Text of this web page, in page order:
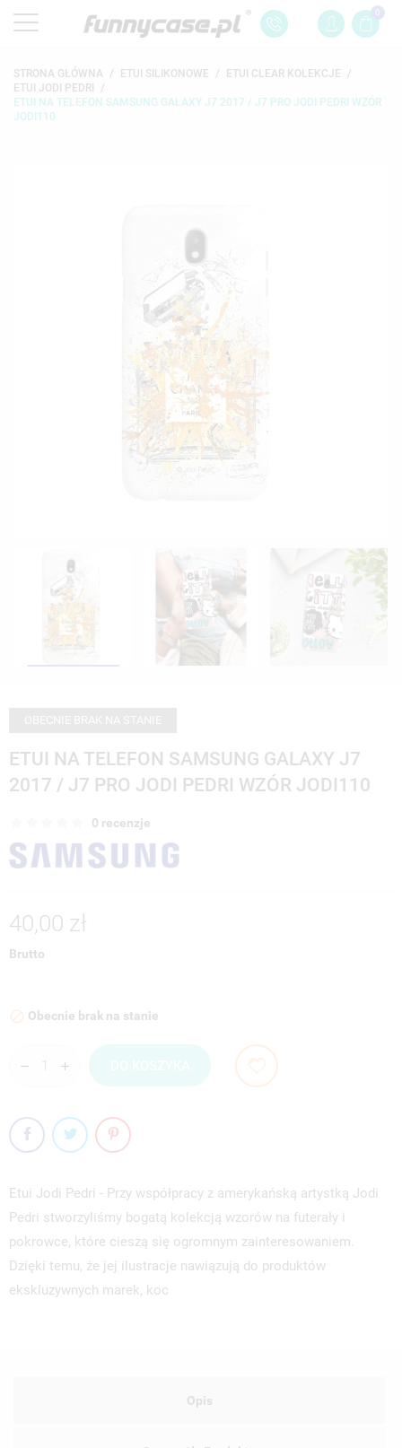
0
STRONA GŁÓWNA ETUI SILIKONOWE
ETUI CLEAR KOLEKCJE
ETUI JODI PEDRI
ETUI NA TELEFON SAMSUNG GALAXY J7 2017 / J7 PRO JODI PEDRI WZÓR
JODI110
ETUI NA TELEFON SAMSUNG GALAXY J7
2017 / J7 PRO JODI PEDRI WZÓR JODI110
0 recenzje
40,00 zł
Brutto
 Obecnie brak na stanie
Etui Jodi Pedri - Przy współpracy z amerykańską artystką Jodi
Pedri stworzyliśmy bogatą kolekcją wzorów na futerały i
pokrowce, które cieszą się ogromnym zainteresowaniem.
Dzięki temu, że jej ilustracje nawiązują do produktów
ekskluzywnych marek, koc
Opis